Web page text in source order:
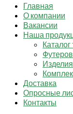
Главная
О компании
Вакансии
Наша
Доставка
Опросные
Контакты